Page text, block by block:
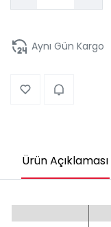
Aynı Gün Kargo
Ürün Açıklaması